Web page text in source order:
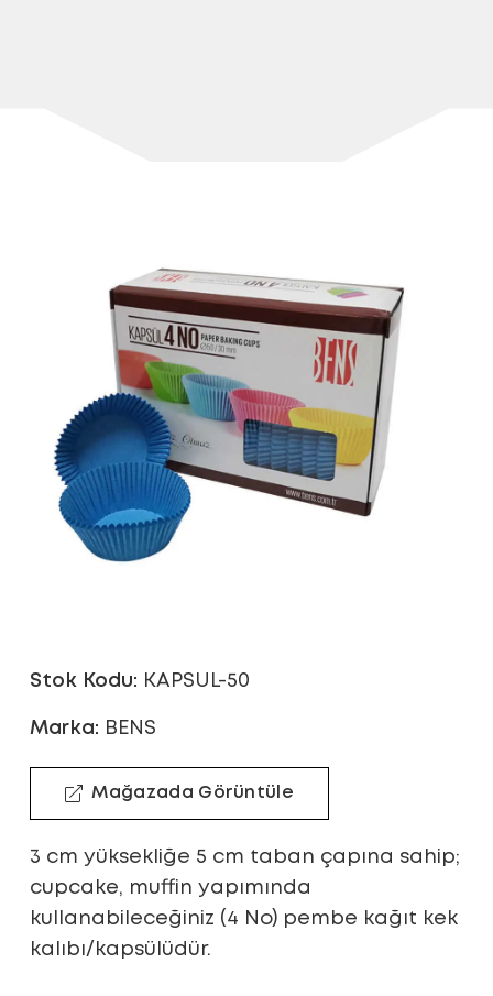
Stok Kodu: KAPSUL-50
Marka: BENS
Mağazada Görüntüle
3 cm yüksekliğe 5 cm taban çapına sahip;
cupcake, muffin yapımında
kullanabileceğiniz (4 No) pembe kağıt kek
kalıbı/kapsülüdür.